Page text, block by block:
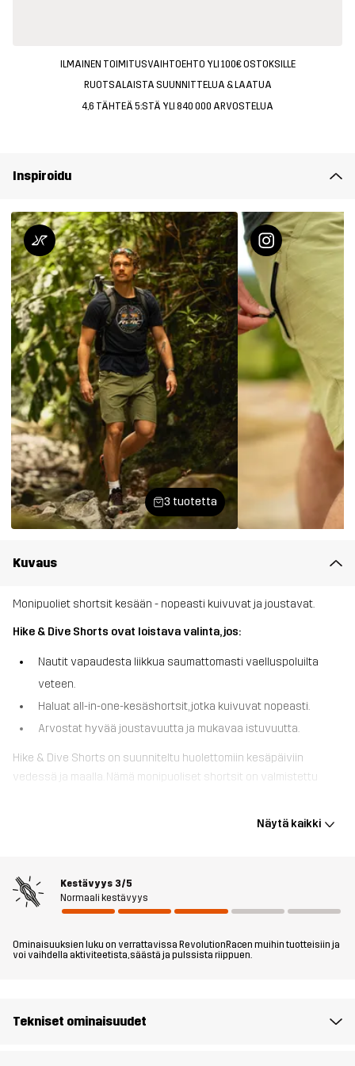
ILMAINEN TOIMITUSVAIHTOEHTO YLI 100€ OSTOKSILLE
RUOTSALAISTA SUUNNITTELUA & LAATUA
4,6 TÄHTEÄ 5:STÄ YLI 840 000 ARVOSTELUA
Inspiroidu
3 tuotetta
Kuvaus
Monipuoliet shortsit kesään - nopeasti kuivuvat ja joustavat.
Hike & Dive Shorts ovat loistava valinta, jos:
Nautit vapaudesta liikkua saumattomasti vaelluspoluilta
veteen.
Haluat all-in-one-kesäshortsit, jotka kuivuvat nopeasti.
Arvostat hyvää joustavuutta ja mukavaa istuvuutta.
Hike & Dive Shorts on suunniteltu huolettomiin kesäpäiviin
vedessä ja maalla. Nämä monipuoliset shortsit on valmistettu
shortsit ovat täydellinen valinta kuuman sään vaelluksille,
viilentäviin uinteihin ja muihin ulkoiluseikkailuihin vedessä tai
Näytä kaikki
Kestävyys 3/5
Normaali kestävyys
Ominaisuuksien luku on verrattavissa RevolutionRacen muihin tuotteisiin ja
voi vaihdella aktiviteetista, säästä ja pulssista riippuen.
Tekniset ominaisuudet